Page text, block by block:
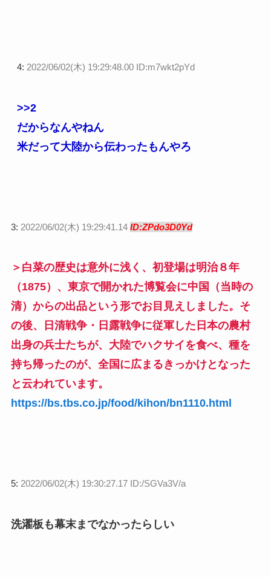
4: 2022/06/02(木) 19:29:48.00 ID:m7wkt2pYd
>>2
だからなんやねん
米だって大陸から伝わったもんやろ
3: 2022/06/02(木) 19:29:41.14 ID:ZPdo3D0Yd
＞白菜の歴史は意外に浅く、初登場は明治８年
（1875）、東京で開かれた博覧会に中国（当時の
清）からの出品という形でお目見えしました。そ
の後、日清戦争・日露戦争に従軍した日本の農村
出身の兵士たちが、大陸でハクサイを食べ、種を
持ち帰ったのが、全国に広まるきっかけとなった
と云われています。
https://bs.tbs.co.jp/food/kihon/bn1110.html
5: 2022/06/02(木) 19:30:27.17 ID:/SGVa3V/a
洗濯板も幕末までなかったらしい